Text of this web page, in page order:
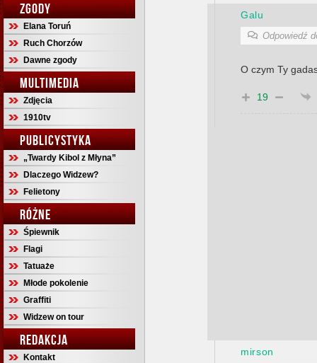
ZGODY
Elana Toruń
Ruch Chorzów
Dawne zgody
MULTIMEDIA
Zdjęcia
1910tv
PUBLICYSTYKA
„Twardy Kibol z Młyna”
Dlaczego Widzew?
Felietony
RÓŻNE
Śpiewnik
Flagi
Tatuaże
Młode pokolenie
Graffiti
Widzew on tour
REDAKCJA
Kontakt
Galu
Odpowiedź
O czym Ty
19
mirson